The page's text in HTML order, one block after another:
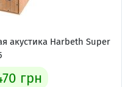
акустика Harbeth Super
грн